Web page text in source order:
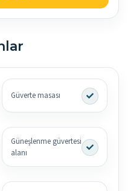
Güverte masası
Güneşlenme güvertesi
alanı